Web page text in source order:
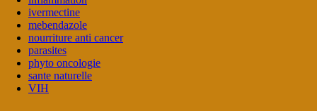
ivermectine
mebendazole
nourriture anti cancer
parasites
phyto oncologie
sante naturelle
VIH